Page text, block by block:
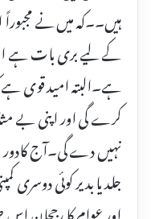
ہیں۔۔کہ میں نے مجبوراً
کے لیے بری بات ہے
ہے۔البتہ امید قوی ہے کہ
کرے گی اور اپنی بے
نہیں دے گی۔آج
جلد یا بدیر کوئی